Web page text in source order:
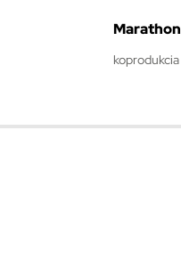
Marathon
koprodukcia